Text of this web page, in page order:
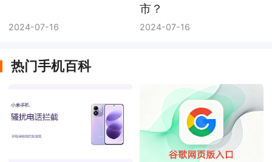
2024-07-16
市？
2024-07-16
热门手机百科